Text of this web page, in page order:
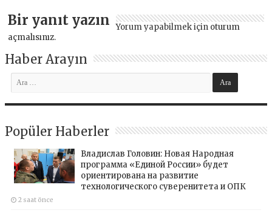
Bir yanıt yazın Yorum yapabilmek için oturum
açmalısınız.
Haber Arayın
Popüler Haberler
Владислав Головин: Новая Народная
программа «Единой России» будет
ориентирована на развитие
технологического суверенитета и ОПК
2 saat önce